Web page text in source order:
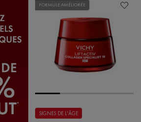
FORMULE AMÉLIORÉE
SIGNES DE L'ÂGE